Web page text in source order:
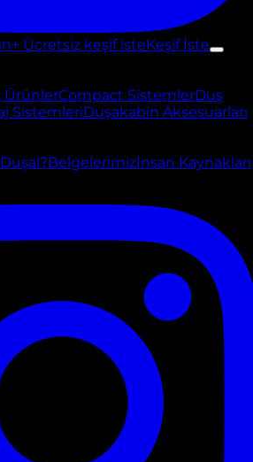
+ Ücretsiz keşif isteKeşif İste
ÜrünlerCompact SistemlerDuş
SistemleriDuşakabin Aksesuarları
Belgelerimizİnsan Kaynakları